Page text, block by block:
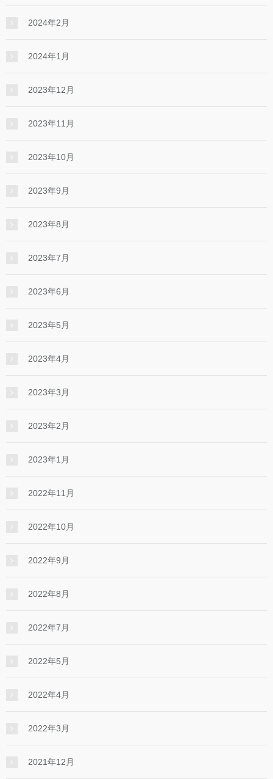
2024年2月
2024年1月
2023年12月
2023年11月
2023年10月
2023年9月
2023年8月
2023年7月
2023年6月
2023年5月
2023年4月
2023年3月
2023年2月
2023年1月
2022年11月
2022年10月
2022年9月
2022年8月
2022年7月
2022年5月
2022年4月
2022年3月
2021年12月